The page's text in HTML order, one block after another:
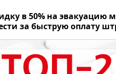
в 50% на
за быструю оплату